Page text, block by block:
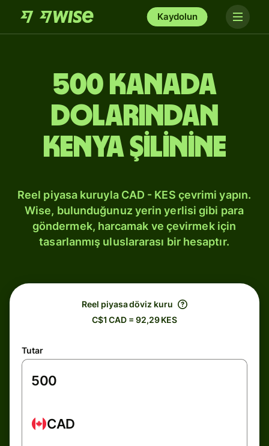
Kaydolun
500 Kanada
dolarından
Kenya şilinine
Reel piyasa kuruyla CAD - KES çevrimi yapın.
Wise, bulunduğunuz yerin yerlisi gibi para
göndermek, harcamak ve çevirmek için
tasarlanmış uluslararası bir hesaptır.
Reel piyasa döviz kuru
C$1 CAD = 92,29 KES
Tutar
CAD